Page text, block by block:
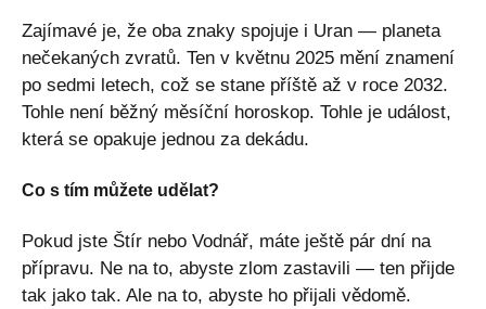
Zajímavé je, že oba znaky spojuje i Uran — planeta
nečekaných zvratů. Ten v květnu 2025 mění znamení
po sedmi letech, což se stane příště až v roce 2032.
Tohle není běžný měsíční horoskop. Tohle je událost,
která se opakuje jednou za dekádu.
Co s tím můžete udělat?
Pokud jste Štír nebo Vodnář, máte ještě pár dní na
přípravu. Ne na to, abyste zlom zastavili — ten přijde
tak jako tak. Ale na to, abyste ho přijali vědomě.